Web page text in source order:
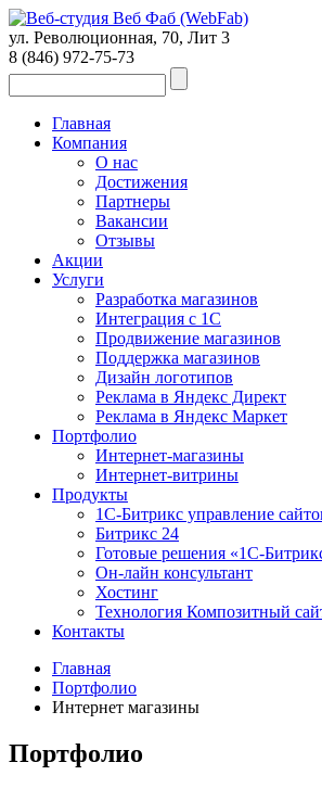
ул. Революционная, 70, Лит 3
8 (846) 972-75-73
Главная
Компания
О нас
Достижения
Партнеры
Вакансии
Отзывы
Акции
Услуги
Разработка магазинов
Интеграция с 1С
Продвижение магазинов
Поддержка магазинов
Дизайн логотипов
Реклама в Яндекс Директ
Реклама в Яндекс Маркет
Портфолио
Интернет-магазины
Интернет-витрины
Продукты
1С-Битрикс управление
Битрикс 24
Готовые решения «1С-
Он-лайн консультант
Хостинг
Технология Композитный
Контакты
Главная
Портфолио
Интернет магазины
Портфолио